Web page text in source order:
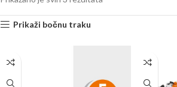
Prikaži bočnu traku